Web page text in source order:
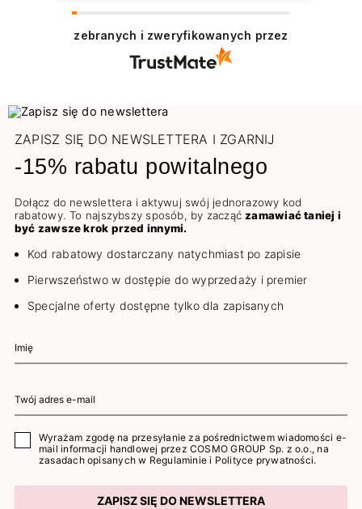
zebranych i zweryfikowanych przez
ZAPISZ SIĘ DO NEWSLETTERA I ZGARNIJ
-15% rabatu powitalnego
Dołącz do newslettera i aktywuj swój jednorazowy kod
rabatowy. To najszybszy sposób, by zacząćzamawiać taniej i
być zawsze krok przed innymi.
Kod rabatowy dostarczany natychmiast po zapisie
Pierwszeństwo w dostępie do wyprzedaży i premier
Specjalne oferty dostępne tylko dla zapisanych
Wyrażam zgodę na przesyłanie za pośrednictwem wiadomości e-
mail informacji handlowej przez COSMO GROUP Sp. z o.o., na
zasadach opisanych w Regulaminie i Polityce prywatności.
ZAPISZ SIĘ DO NEWSLETTERA